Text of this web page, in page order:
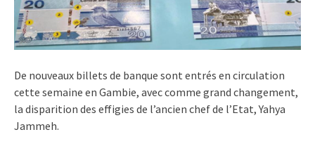
De nouveaux billets de banque sont entrés en circulation
cette semaine en Gambie, avec comme grand changement,
la disparition des effigies de l’ancien chef de l’Etat, Yahya
Jammeh.